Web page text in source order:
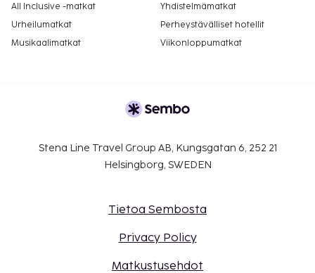
All Inclusive -matkat
Yhdistelmämatkat
Urheilumatkat
Perheystävälliset hotellit
Musikaalimatkat
Viikonloppumatkat
Stena Line Travel Group AB, Kungsgatan 6, 252 21
Helsingborg, SWEDEN
Tietoa Sembosta
Privacy Policy
Matkustusehdot